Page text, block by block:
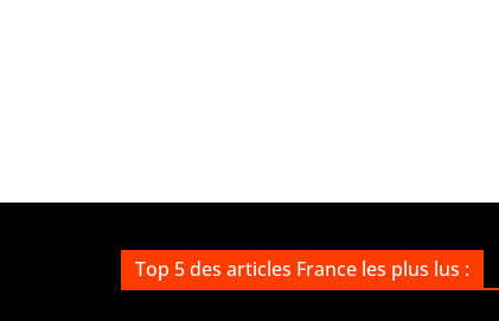
Top 5 des articles France les plus lus :